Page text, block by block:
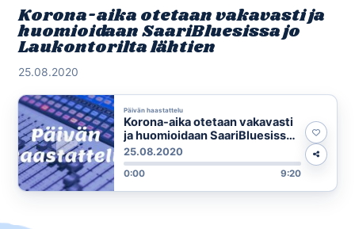
Korona-aika otetaan vakavasti ja
huomioidaan SaariBluesissa jo
Laukontorilta lähtien
25.08.2020
Päivän haastattelu
Korona-aika otetaan vakavasti
ja huomioidaan SaariBluesissa
jo Laukontorilta lähtien
25.08.2020
0:00 9:20